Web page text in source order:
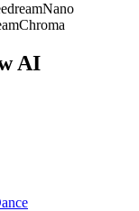
Nano
Chroma
AI